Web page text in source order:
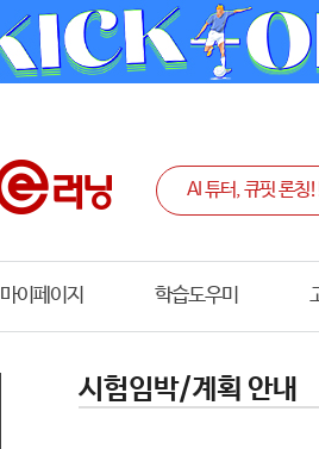
마이페이지 학습도우미
시험임박/계획 안내